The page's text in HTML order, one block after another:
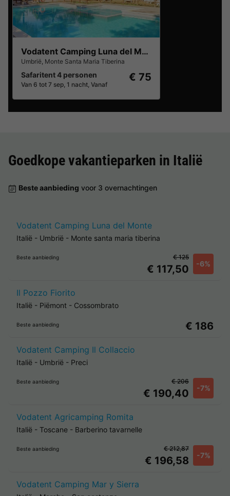
Vodatent Camping Luna del Monte
Umbrië, Monte Santa Maria Tiberina
Safaritent 4 personen
Van 6 tot 7 sep, 1 nacht, Vanaf
€ 75
Goedkope vakantieparken in Italië
Beste aanbieding voor 3 overnachtingen
Vodatent Camping Luna del Monte
Italië - Umbrië - Monte santa maria tiberina
Beste aanbieding
€ 117,50 -6%
€ 125
Il Pozzo Fiorito
Italië - Piëmont - Cossombrato
Beste aanbieding € 186
Vodatent Camping Il Collaccio
Italië - Umbrië - Preci
Beste aanbieding
€ 190,40 -7%
€ 206
Vodatent Agricamping Romita
Italië - Toscane - Barberino tavarnelle
Beste aanbieding
€ 196,58 -7%
€ 212,87
Vodatent Camping Mar y Sierra